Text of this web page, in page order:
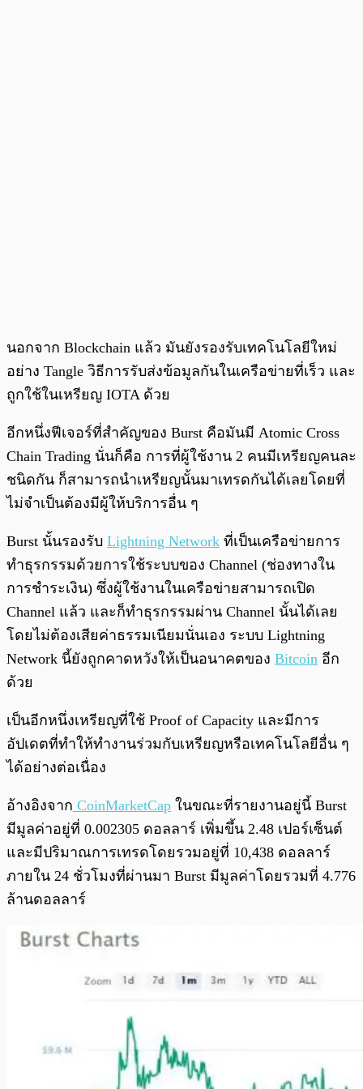
นอกจาก Blockchain แล้ว มันยังรองรับเทคโนโลยีใหม่
อย่าง Tangle วิธีการรับส่งข้อมูลกันในเครือข่ายที่เร็ว และ
ถูกใช้ในเหรียญ IOTA ด้วย
อีกหนึ่งฟีเจอร์ที่สำคัญของ Burst คือมันมี Atomic Cross
Chain Trading นั่นก็คือ การที่ผู้ใช้งาน 2 คนมีเหรียญคนละ
ชนิดกัน ก็สามารถนำเหรียญนั้นมาเทรดกันได้เลยโดยที่
ไม่จำเป็นต้องมีผู้ให้บริการอื่น ๆ
Burst นั้นรองรับ Lightning Network ที่เป็นเครือข่ายการ
ทำธุรกรรมด้วยการใช้ระบบของ Channel (ช่องทางใน
การชำระเงิน) ซึ่งผู้ใช้งานในเครือข่ายสามารถเปิด
Channel แล้ว และก็ทำธุรกรรมผ่าน Channel นั้นได้เลย
โดยไม่ต้องเสียค่าธรรมเนียมนั่นเอง ระบบ Lightning
Network นี้ยังถูกคาดหวังให้เป็นอนาคตของ Bitcoin อีก
ด้วย
เป็นอีกหนึ่งเหรียญที่ใช้ Proof of Capacity และมีการ
อัปเดตที่ทำให้ทำงานร่วมกับเหรียญหรือเทคโนโลยีอื่น ๆ
ได้อย่างต่อเนื่อง
อ้างอิงจาก CoinMarketCap ในขณะที่รายงานอยู่นี้ Burst
มีมูลค่าอยู่ที่ 0.002305 ดอลลาร์ เพิ่มขึ้น 2.48 เปอร์เซ็นต์
และมีปริมาณการเทรดโดยรวมอยู่ที่ 10,438 ดอลลาร์
ภายใน 24 ชั่วโมงที่ผ่านมา Burst มีมูลค่าโดยรวมที่ 4.776
ล้านดอลลาร์